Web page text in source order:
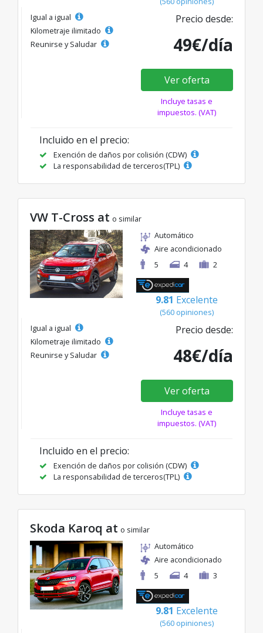
Igual a igual
Kilometraje ilimitado
Reunirse y Saludar
Precio desde:
49€/día
Ver oferta
Incluye tasas e
impuestos. (VAT)
Incluido en el precio:
Exención de daños por colisión (CDW)
La responsabilidad de terceros(TPL)
VW T-Cross at o similar
Automático
Aire acondicionado
5
4 2
9.81 Excelente
(560 opiniones)
Igual a igual
Kilometraje ilimitado
Reunirse y Saludar
Precio desde:
48€/día
Ver oferta
Incluye tasas e
impuestos. (VAT)
Incluido en el precio:
Exención de daños por colisión (CDW)
La responsabilidad de terceros(TPL)
Skoda Karoq at o similar
Automático
Aire acondicionado
5
4 3
9.81 Excelente
(560 opiniones)